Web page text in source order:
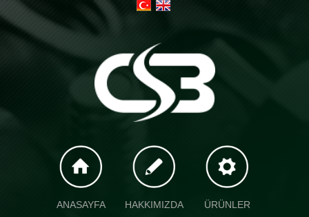
ANASAYFA HAKKIMIZDA ÜRÜNLER